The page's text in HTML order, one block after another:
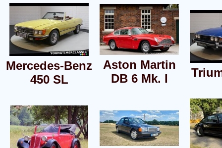
Mercedes-Benz
450 SL
Aston Martin
DB 6 Mk. I